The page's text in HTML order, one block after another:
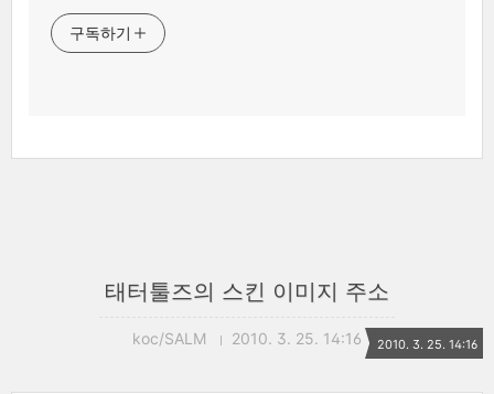
구독하기
태터툴즈의 스킨 이미지 주소
koc/SALM 2010. 3. 25. 14:16 2010. 3. 25. 14:16